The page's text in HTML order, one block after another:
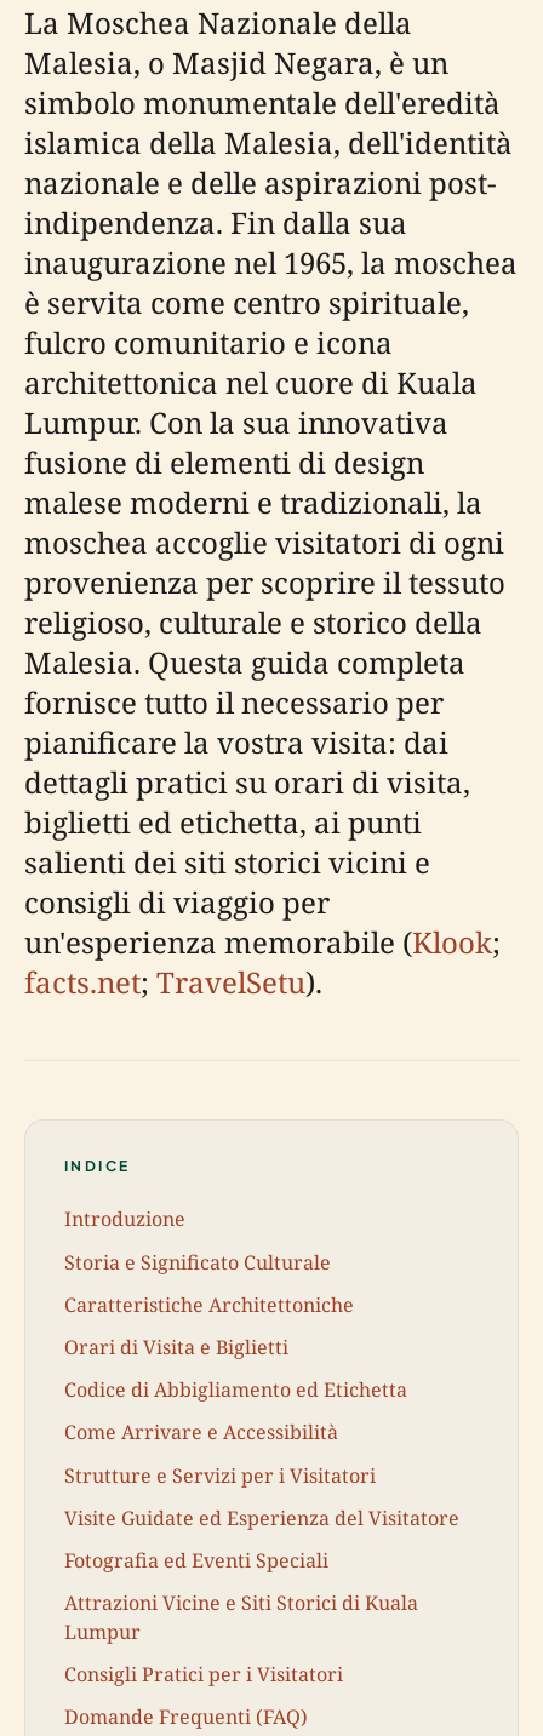
La Moschea Nazionale della
Malesia, o Masjid Negara, è un
simbolo monumentale dell'eredità
islamica della Malesia, dell'identità
nazionale e delle aspirazioni post-
indipendenza. Fin dalla sua
inaugurazione nel 1965, la moschea
è servita come centro spirituale,
fulcro comunitario e icona
architettonica nel cuore di Kuala
Lumpur. Con la sua innovativa
fusione di elementi di design
malese moderni e tradizionali, la
moschea accoglie visitatori di ogni
provenienza per scoprire il tessuto
religioso, culturale e storico della
Malesia. Questa guida completa
fornisce tutto il necessario per
pianificare la vostra visita: dai
dettagli pratici su orari di visita,
biglietti ed etichetta, ai punti
salienti dei siti storici vicini e
consigli di viaggio per
un'esperienza memorabile (Klook;
facts.net; TravelSetu).
INDICE
Introduzione
Storia e Significato Culturale
Caratteristiche Architettoniche
Orari di Visita e Biglietti
Codice di Abbigliamento ed Etichetta
Come Arrivare e Accessibilità
Strutture e Servizi per i Visitatori
Visite Guidate ed Esperienza del Visitatore
Fotografia ed Eventi Speciali
Attrazioni Vicine e Siti Storici di Kuala
Lumpur
Consigli Pratici per i Visitatori
Domande Frequenti (FAQ)